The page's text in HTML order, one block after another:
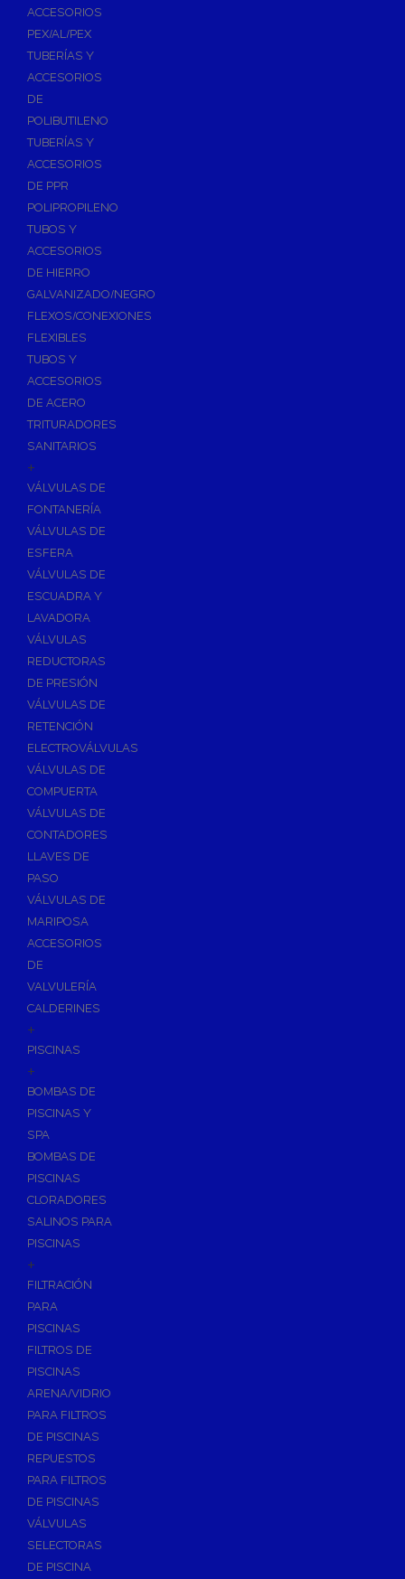
ACCESORIOS
PEX/AL/PEX
TUBERÍAS Y
ACCESORIOS
DE
POLIBUTILENO
TUBERÍAS Y
ACCESORIOS
DE PPR
POLIPROPILENO
TUBOS Y
ACCESORIOS
DE HIERRO
GALVANIZADO/NEGRO
FLEXOS/CONEXIONES
FLEXIBLES
TUBOS Y
ACCESORIOS
DE ACERO
TRITURADORES
SANITARIOS
+
VÁLVULAS DE
FONTANERÍA
VÁLVULAS DE
ESFERA
VÁLVULAS DE
ESCUADRA Y
LAVADORA
VÁLVULAS
REDUCTORAS
DE PRESIÓN
VÁLVULAS DE
RETENCIÓN
ELECTROVÁLVULAS
VÁLVULAS DE
COMPUERTA
VÁLVULAS DE
CONTADORES
LLAVES DE
PASO
VÁLVULAS DE
MARIPOSA
ACCESORIOS
DE
VALVULERÍA
CALDERINES
+
PISCINAS
+
BOMBAS DE
PISCINAS Y
SPA
BOMBAS DE
PISCINAS
CLORADORES
SALINOS PARA
PISCINAS
+
FILTRACIÓN
PARA
PISCINAS
FILTROS DE
PISCINAS
ARENA/VIDRIO
PARA FILTROS
DE PISCINAS
REPUESTOS
PARA FILTROS
DE PISCINAS
VÁLVULAS
SELECTORAS
DE PISCINA